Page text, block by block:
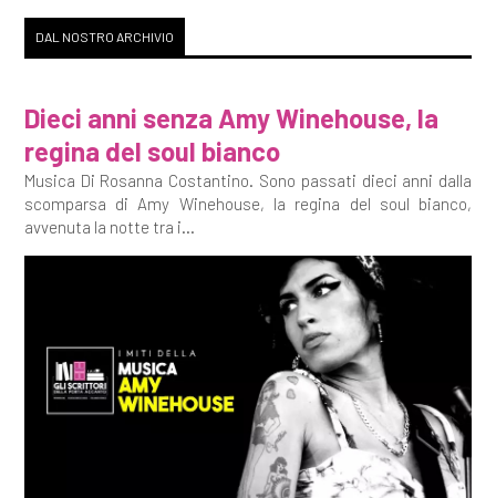
DAL NOSTRO ARCHIVIO
Dieci anni senza Amy Winehouse, la
regina del soul bianco
Musica Di Rosanna Costantino. Sono passati dieci anni dalla
scomparsa di Amy Winehouse, la regina del soul bianco,
avvenuta la notte tra i...